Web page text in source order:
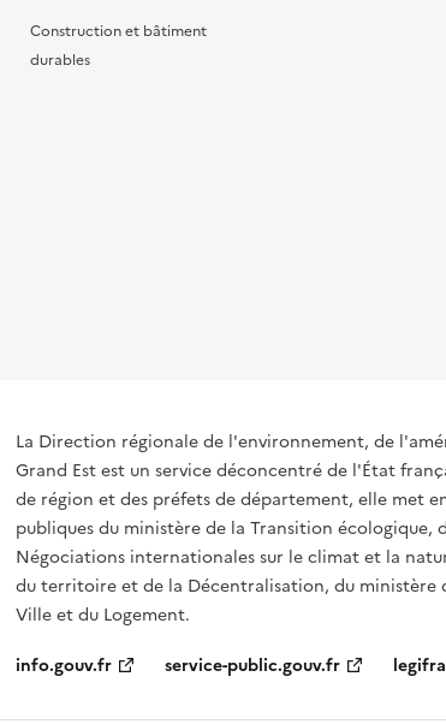
Construction et bâtiment
durables
La Direction régionale de l'environnement, de
Grand Est est un service déconcentré de l'État
de région et des préfets de département, elle met
publiques du ministère de la Transition écologique,
Négociations internationales sur le climat et la
du territoire et de la Décentralisation, du ministère
Ville et du Logement.
info.gouv.fr
service-public.gouv.fr